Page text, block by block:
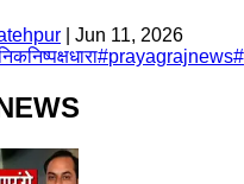
Jun 11, 2026
#prayagrajnews#